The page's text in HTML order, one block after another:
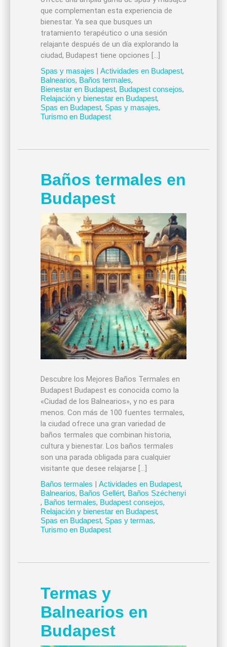
que complementan esta experiencia de
bienestar. Ya sea que busques un
tratamiento terapéutico o una sesión
relajante después de un día explorando la
ciudad, Budapest tiene opciones […]
Spas y masajes | Actividades en Budapest,
Balnearios, Baños termales,
Bienestar en Budapest, Budapest consejos,
Relajación y bienestar en Budapest,
Spas en Budapest, Spas y masajes,
Turismo en Budapest
Baños termales en
Budapest
Descubre los Mejores Baños Termales en
Budapest Budapest es conocida como la
«Ciudad de los Balnearios», y no es para
menos. Con más de 100 fuentes termales,
la ciudad ofrece una gran variedad de
baños termales que combinan historia,
cultura y bienestar. Los baños termales
son una parada obligada para cualquier
visitante que desee relajarse […]
Baños termales Actividades en Budapest,
Balnearios, Baños Gellért, Baños Széchenyi
, Baños termales, Budapest consejos,
Relajación y bienestar en Budapest,
Spas en Budapest, Spas y termas,
Turismo en Budapest
Termas y
Balnearios en
Budapest